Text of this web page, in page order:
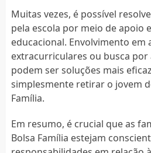
Muitas vezes, é possível
pela escola por meio de apoio
educacional. Envolvimento em
extracurriculares ou busca
podem ser soluções mais
simplesmente retirar o jovem
Família.
Em resumo, é crucial que as
Bolsa Família estejam